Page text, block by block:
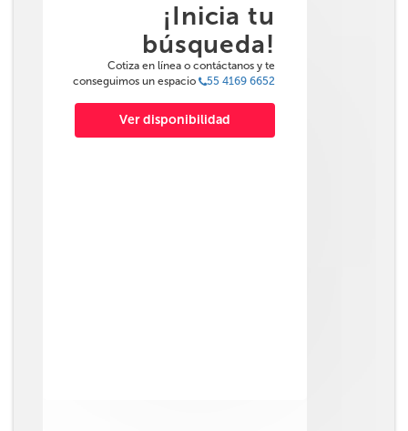
¡Inicia tu
búsqueda!
Cotiza en línea o contáctanos y te
conseguimos un espacio
55 4169 6652
Ver disponibilidad